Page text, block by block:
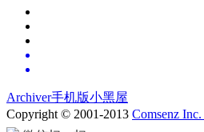
Archiver手机版小黑屋
Copyright © 2001-2013 Comsenz Inc.